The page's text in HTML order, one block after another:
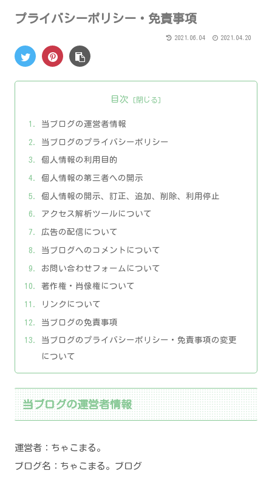
プライバシーポリシー・免責事項
2021.06.04 2021.04.20
目次
当ブログの運営者情報
当ブログのプライバシーポリシー
個人情報の利用目的
個人情報の第三者への開示
個人情報の開示、訂正、追加、削除、利用停止
アクセス解析ツールについて
広告の配信について
当ブログへのコメントについて
お問い合わせフォームについて
著作権・肖像権について
リンクについて
当ブログの免責事項
当ブログのプライバシーポリシー・免責事項の変更
について
当ブログの運営者情報
運営者：ちゃこまる。
ブログ名：ちゃこまる。ブログ